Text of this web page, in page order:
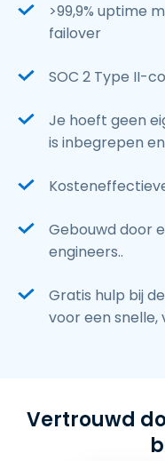
>99,9% uptime
failover
SOC 2 Type II-
Je hoeft geen
is inbegrepen
Gebouwd door
engineers..
Gratis hulp bij
voor een
Vertrouwd